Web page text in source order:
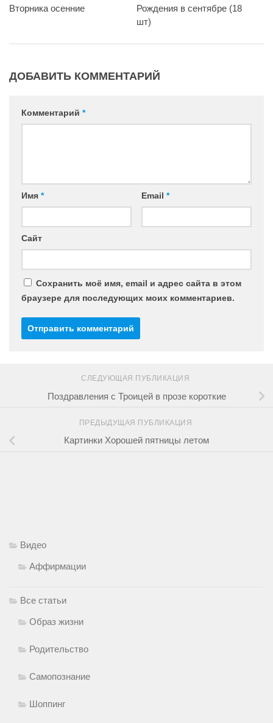
Вторника осенние
Рождения в сентябре (18
шт)
ДОБАВИТЬ КОММЕНТАРИЙ
Комментарий *
Имя * Email *
Сайт
Сохранить моё имя, email и адрес сайта в этом
браузере для последующих моих комментариев.
СЛЕДУЮЩАЯ ПУБЛИКАЦИЯ
Поздравления с Троицей в прозе короткие
ПРЕДЫДУЩАЯ ПУБЛИКАЦИЯ
Картинки Хорошей пятницы летом
Видео
Аффирмации
Все статьи
Образ жизни
Родительство
Самопознание
Шоппинг